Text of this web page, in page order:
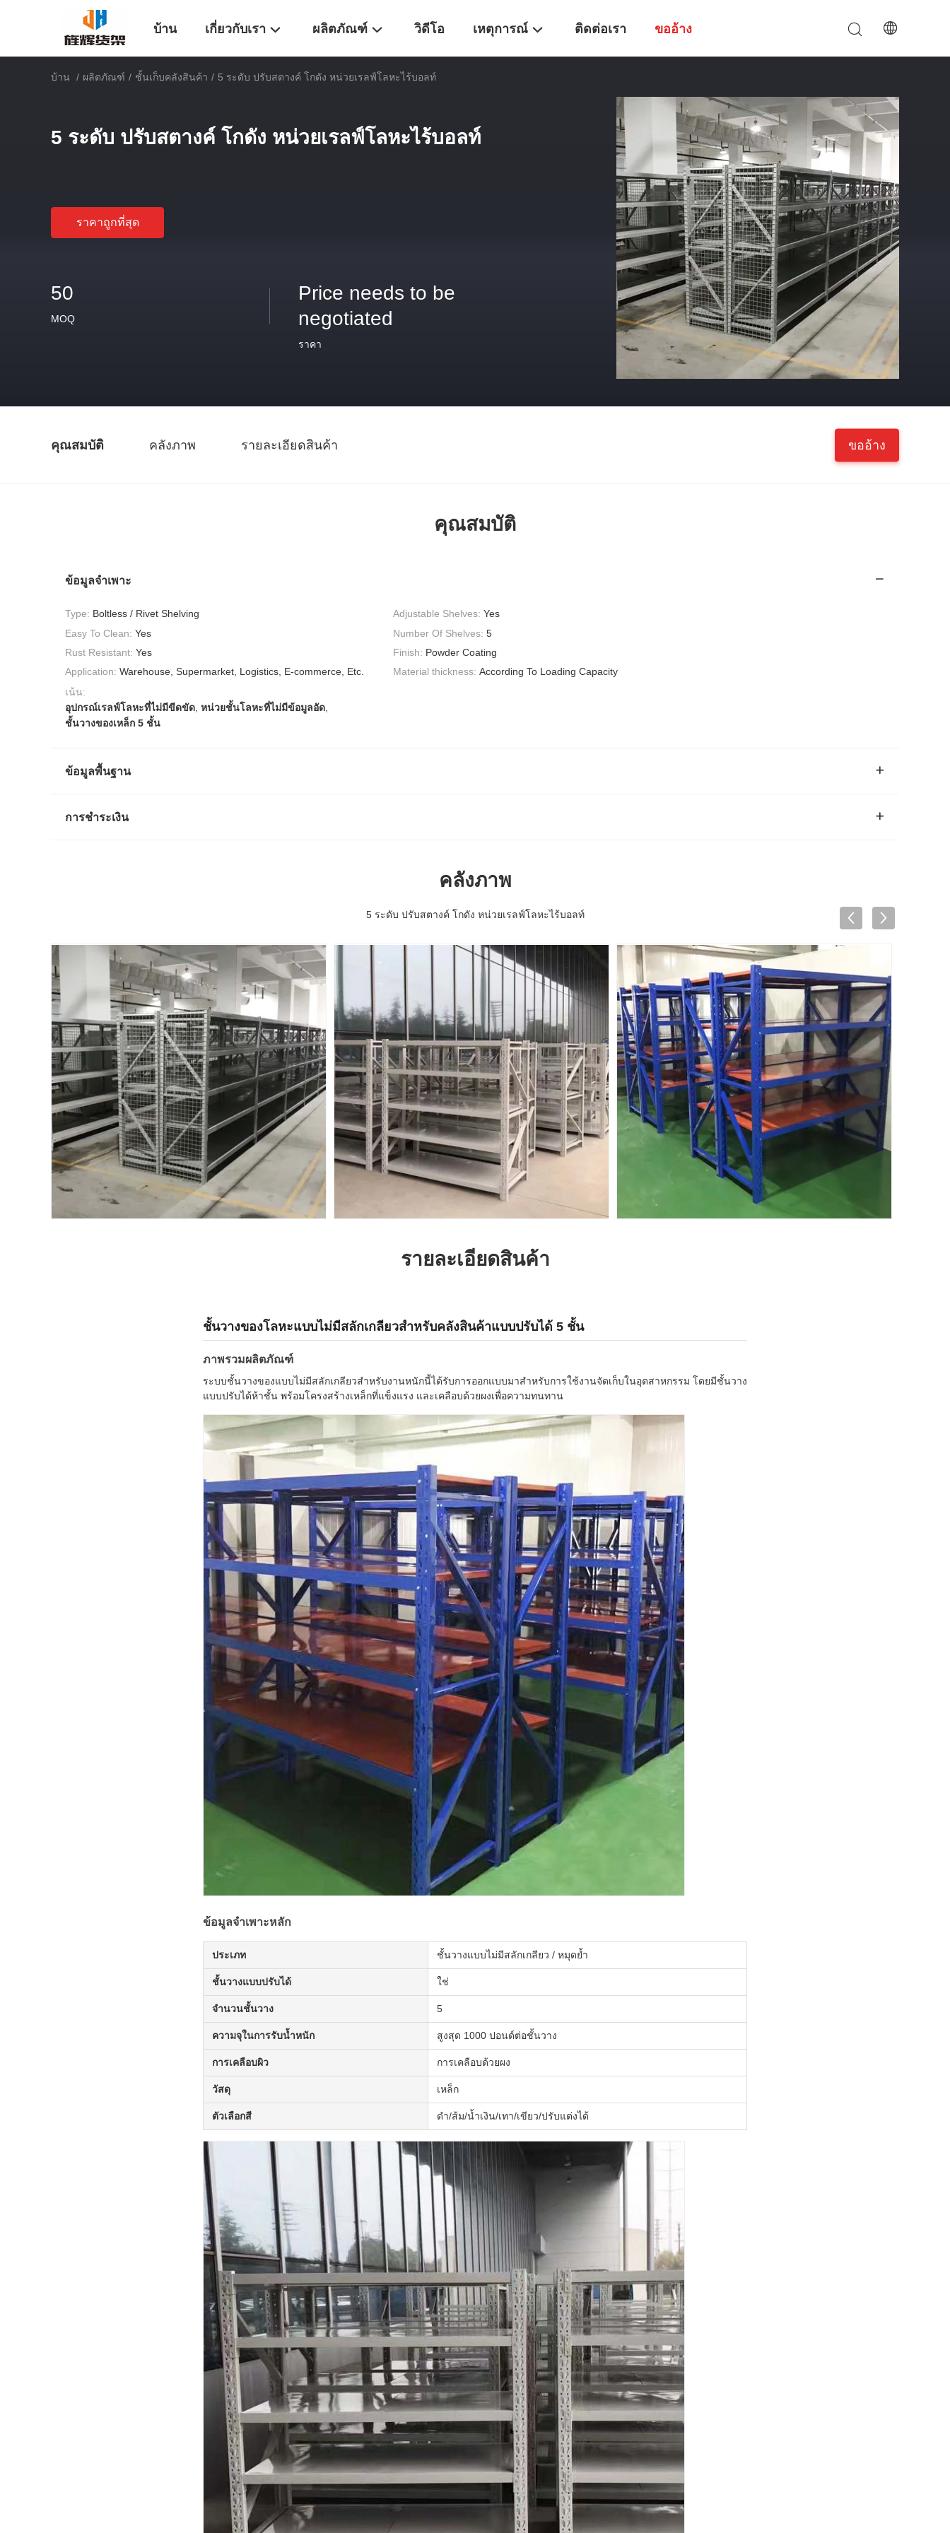
บ้าน เกี่ยวกับเรา ผลิตภัณฑ์ วิดีโอ เหตุการณ์ ติดต่อเรา ขออ้าง
บ้าน / ผลิตภัณฑ์ / ชั้นเก็บคลังสินค้า / 5 ระดับ ปรับสตางค์ โกดัง หน่วยเรลฟ์โลหะไร้บอลท์
5 ระดับ ปรับสตางค์ โกดัง หน่วยเรลฟ์โลหะไร้บอลท์
ราคาถูกที่สุด
50
MOQ
Price needs to be
negotiated
ราคา
คุณสมบัติ คลังภาพ รายละเอียดสินค้า ขออ้าง
คุณสมบัติ
ข้อมูลจำเพาะ
Type: Boltless / Rivet Shelving Adjustable Shelves: Yes
Easy To Clean: Yes Number Of Shelves: 5
Rust Resistant: Yes Finish: Powder Coating
Application: Warehouse, Supermarket, Logistics, E-commerce, Etc. Material thickness: According To Loading Capacity
เน้น:
อุปกรณ์เรลฟ์โลหะที่ไม่มีขีดขัด หน่วยชั้นโลหะที่ไม่มีข้อมูลอัด
ชั้นวางของเหล็ก 5 ชั้น
ข้อมูลพื้นฐาน
การชำระเงิน
คลังภาพ
5 ระดับ ปรับสตางค์ โกดัง หน่วยเรลฟ์โลหะไร้บอลท์
รายละเอียดสินค้า
ชั้นวางของโลหะแบบไม่มีสลักเกลียวสำหรับคลังสินค้าแบบปรับได้ 5 ชั้น
ภาพรวมผลิตภัณฑ์
ระบบชั้นวางของแบบไม่มีสลักเกลียวสำหรับงานหนักนี้ได้รับการออกแบบมาสำหรับการใช้งานจัดเก็บในอุตสาหกรรม โดยมีชั้นวาง
แบบปรับได้ห้าชั้น พร้อมโครงสร้างเหล็กที่แข็งแรง และเคลือบด้วยผงเพื่อความทนทาน
ข้อมูลจำเพาะหลัก
ประเภท ชั้นวางแบบไม่มีสลักเกลียว / หมุดย้ำ
ชั้นวางแบบปรับได้ ใช่
จำนวนชั้นวาง 5
ความจุในการรับน้ำหนัก สูงสุด 1000 ปอนด์ต่อชั้นวาง
การเคลือบผิว การเคลือบด้วยผง
วัสดุ เหล็ก
ตัวเลือกสี ดำ/ส้ม/น้ำเงิน/เทา/เขียว/ปรับแต่งได้